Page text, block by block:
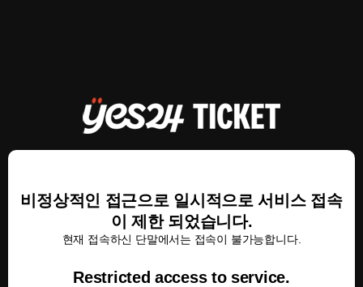
비정상적인 접근으로 일시적으로 서비스 접속
이 제한 되었습니다.
현재 접속하신 단말에서는 접속이 불가능합니다.
Restricted access to service.